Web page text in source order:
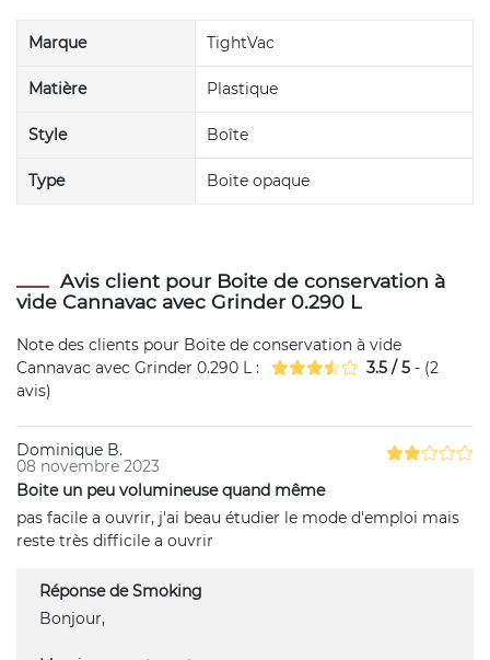
Marque TightVac
Matière Plastique
Style Boîte
Type Boite opaque
Avis client pour Boite de conservation à
vide Cannavac avec Grinder 0.290 L
Note des clients pour Boite de conservation à vide
Cannavac avec Grinder 0.290 L: 3.5 /5 - (2
avis)
Dominique B.
08 novembre 2023
Boite un peu volumineuse quand même
pas facile a ouvrir, j'ai beau étudier le mode d'emploi mais
reste très difficile a ouvrir
Réponse de Smoking
Bonjour,